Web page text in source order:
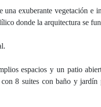
exuberante vegetación e
donde la arquitectura se
espacios y un patio
8 suites con baño y